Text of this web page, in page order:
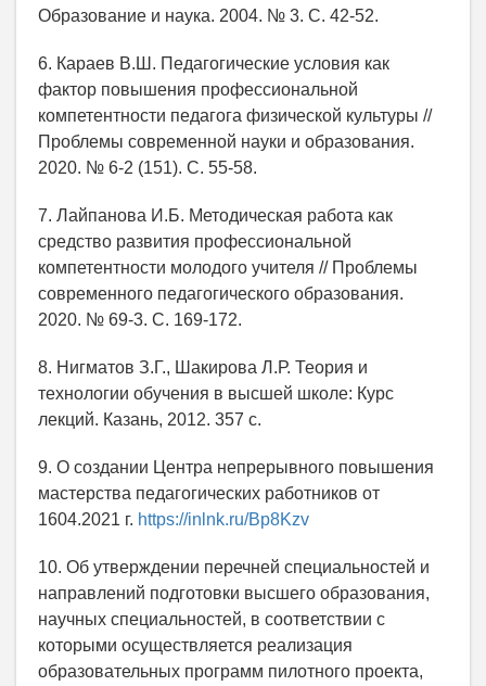
Образование и наука. 2004. № 3. С. 42-52.
6. Караев В.Ш. Педагогические условия как
фактор повышения профессиональной
компетентности педагога физической культуры //
Проблемы современной науки и образования.
2020. № 6-2 (151). С. 55-58.
7. Лайпанова И.Б. Методическая работа как
средство развития профессиональной
компетентности молодого учителя // Проблемы
современного педагогического образования.
2020. № 69-3. С. 169-172.
8. Нигматов З.Г., Шакирова Л.Р. Теория и
технологии обучения в высшей школе: Курс
лекций. Казань, 2012. 357 с.
9. О создании Центра непрерывного повышения
мастерства педагогических работников от
1604.2021 г. https://inlnk.ru/Bp8Kzv
10. Об утверждении перечней специальностей и
направлений подготовки высшего образования,
научных специальностей, в соответствии с
которыми осуществляется реализация
образовательных программ пилотного проекта,